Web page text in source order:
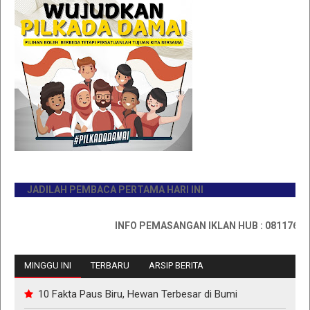
JADILAH PEMBACA PERTAMA HARI INI
INFO PEMASANGAN IKLAN HUB : 0811767335
MINGGU INI TERBARU ARSIP BERITA
10 Fakta Paus Biru, Hewan Terbesar di Bumi